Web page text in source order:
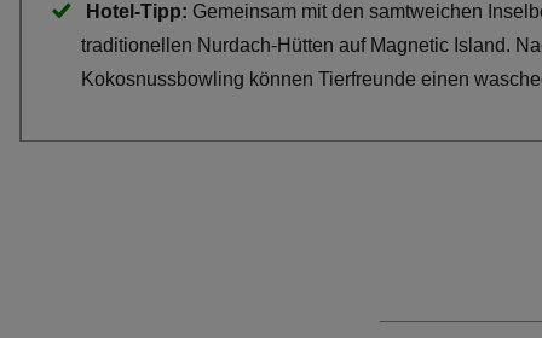
Hotel-Tipp: Gemeinsam mit den samtweichen
traditionellen Nurdach-Hütten auf Magnetic Island.
Kokosnussbowling können Tierfreunde einen